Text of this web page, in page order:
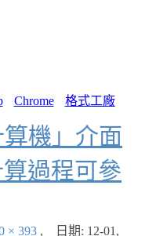
Chrome 格式工廠
算機」介面
過程可參
× 393 , 日期: 12-01,